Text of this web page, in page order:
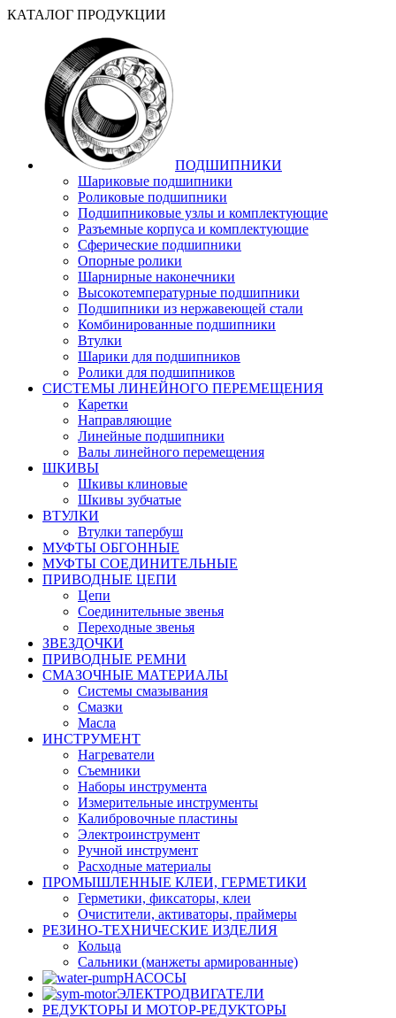
КАТАЛОГ ПРОДУКЦИИ
ПОДШИПНИКИ
Шариковые подшипники
Роликовые подшипники
Подшипниковые узлы и комплектующие
Разъемные корпуса и комплектующие
Сферические подшипники
Опорные ролики
Шарнирные наконечники
Высокотемпературные подшипники
Подшипники из нержавеющей стали
Комбинированные подшипники
Втулки
Шарики для подшипников
Ролики для подшипников
СИСТЕМЫ ЛИНЕЙНОГО ПЕРЕМЕЩЕНИЯ
Каретки
Направляющие
Линейные подшипники
Валы линейного перемещения
ШКИВЫ
Шкивы клиновые
Шкивы зубчатые
ВТУЛКИ
Втулки тапербуш
МУФТЫ ОБГОННЫЕ
МУФТЫ СОЕДИНИТЕЛЬНЫЕ
ПРИВОДНЫЕ ЦЕПИ
Цепи
Соединительные звенья
Переходные звенья
ЗВЕЗДОЧКИ
ПРИВОДНЫЕ РЕМНИ
СМАЗОЧНЫЕ МАТЕРИАЛЫ
Системы смазывания
Смазки
Масла
ИНСТРУМЕНТ
Нагреватели
Съемники
Наборы инструмента
Измерительные инструменты
Калибровочные пластины
Электроинструмент
Ручной инструмент
Расходные материалы
ПРОМЫШЛЕННЫЕ КЛЕИ, ГЕРМЕТИКИ
Герметики, фиксаторы, клеи
Очистители, активаторы, праймеры
РЕЗИНО-ТЕХНИЧЕСКИЕ ИЗДЕЛИЯ
Кольца
Сальники (манжеты армированные)
НАСОСЫ
ЭЛЕКТРОДВИГАТЕЛИ
РЕДУКТОРЫ И МОТОР-РЕДУКТОРЫ